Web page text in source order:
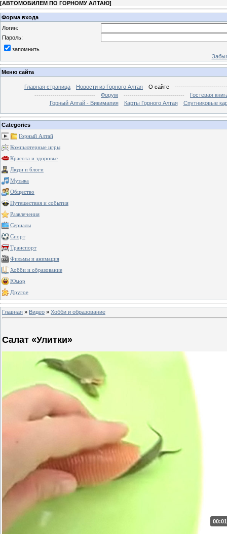
[АВТОМОБИЛЕМ ПО ГОРНОМУ АЛТАЮ]
Форма входа
Логин:
Пароль:
запомнить
Меню сайта
Главная страница Новости из Горного Алтая О сайте
------------------------------
Форум ------------------------------
Гостевая
Горный Алтай - Викимапия
Карты Горного Алтая Спутниковые
Categories
Горный Алтай
Компьютерные игры
Красота и здоровье
Люди и блоги
Музыка
Общество
Путешествия и события
Развлечения
Сериалы
Спорт
Транспорт
Фильмы и анимация
Хобби и образование
Юмор
Другое
Главная » Видео » Хобби и образование
Салат «Улитки»